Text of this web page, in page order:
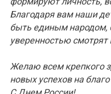
новых успехов на
С Днем России!
Министр просвещения